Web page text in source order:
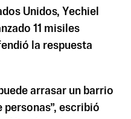
Unidos, Yechiel
11 misiles
la respuesta
arrasar un barrio
escribió